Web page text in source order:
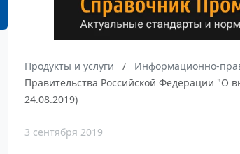
Продукты и услуги Информационно-
Правительства Российской Федерации "О
24.08.2019)
3 сентября 2019